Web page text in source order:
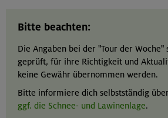
Bitte beachten:
Die Angaben bei der "Tour der
geprüft, für ihre Richtigkeit und
keine Gewähr übernommen werden.
Bitte informiere dich selbstständig
ggf. die Schnee- und Lawinenlage.